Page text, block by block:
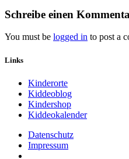
Schreibe einen
You must be logged in to post a
Links
Kinderorte
Kiddeoblog
Kindershop
Kiddeokalender
Datenschutz
Impressum